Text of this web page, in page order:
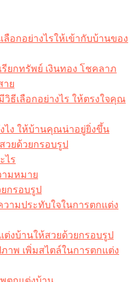
อกอย่างไรให้เข้ากับบ้านของ
ยกทรัพย์ เงินทอง โชคลาภ
าย
ธีเลือกอย่างไร ให้ตรงใจคุณ
ไง ให้บ้านคุณน่าอยู่ยิ่งขึ้น
วยด้วยกรอบรูป
ไร​
มหมาย
กรอบรูป
ามประทับใจในการตกแต่ง
งบ้านให้สวยด้วยกรอบรูป
าพ เพิ่มสไตล์ในการตกแต่ง